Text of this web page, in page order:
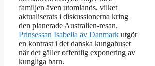
familjen även utomlands, vilket
aktualiserats i diskussionerna kring
den planerade Australien-resan.
Prinsessan Isabella av Danmark utgör
en kontrast i det danska kungahuset
när det gäller offentlig exponering av
kungliga barn.